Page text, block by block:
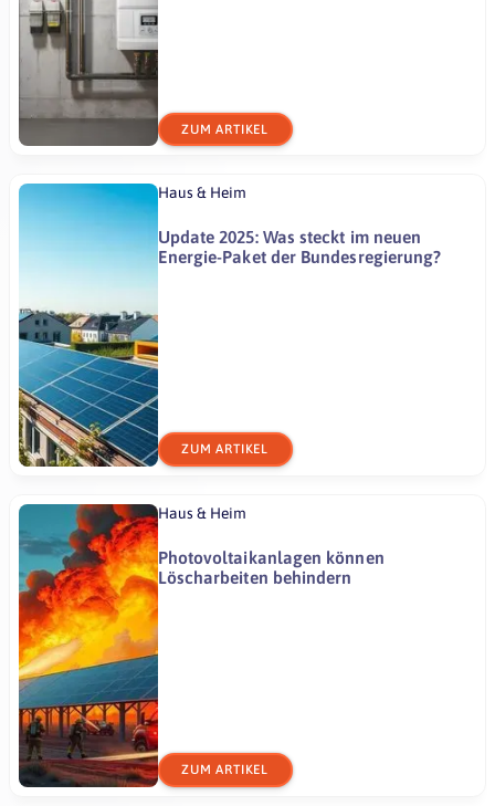
ZUM ARTIKEL
Haus & Heim
Update 2025: Was steckt im neuen
Energie-Paket der Bundesregierung?
ZUM ARTIKEL
Haus & Heim
Photovoltaikanlagen können
Löscharbeiten behindern
ZUM ARTIKEL